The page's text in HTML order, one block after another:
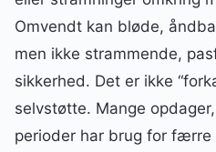
Omvendt kan bløde,
men ikke strammende,
sikkerhed. Det er ikke
selvstøtte. Mange
perioder har brug for færre